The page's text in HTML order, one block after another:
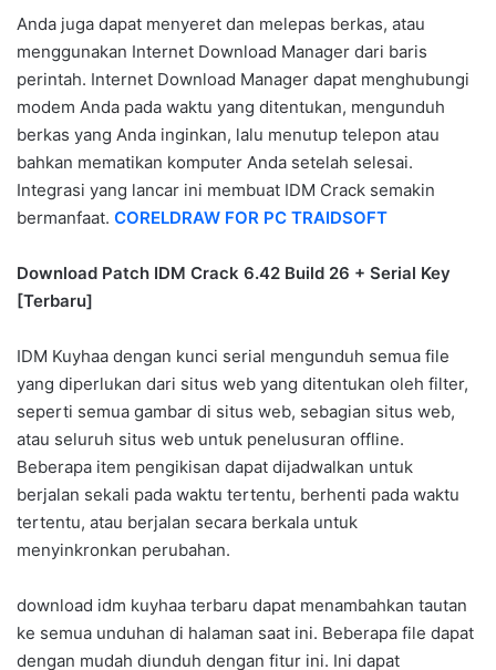
Anda juga dapat menyeret dan melepas berkas, atau
menggunakan Internet Download Manager dari baris
perintah. Internet Download Manager dapat menghubungi
modem Anda pada waktu yang ditentukan, mengunduh
berkas yang Anda inginkan, lalu menutup telepon atau
bahkan mematikan komputer Anda setelah selesai.
Integrasi yang lancar ini membuat IDM Crack semakin
bermanfaat. CORELDRAW FOR PC TRAIDSOFT
Download Patch IDM Crack 6.42 Build 26 + Serial Key
[Terbaru]
IDM Kuyhaa dengan kunci serial mengunduh semua file
yang diperlukan dari situs web yang ditentukan oleh filter,
seperti semua gambar di situs web, sebagian situs web,
atau seluruh situs web untuk penelusuran offline.
Beberapa item pengikisan dapat dijadwalkan untuk
berjalan sekali pada waktu tertentu, berhenti pada waktu
tertentu, atau berjalan secara berkala untuk
menyinkronkan perubahan.
download idm kuyhaa terbaru dapat menambahkan tautan
ke semua unduhan di halaman saat ini. Beberapa file dapat
dengan mudah diunduh dengan fitur ini. Ini dapat